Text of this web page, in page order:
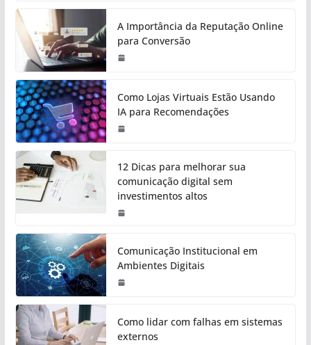
A Importância da Reputação Online
para Conversão
Como Lojas Virtuais Estão Usando
IA para Recomendações
12 Dicas para melhorar sua
comunicação digital sem
investimentos altos
Comunicação Institucional em
Ambientes Digitais
Como lidar com falhas em sistemas
externos